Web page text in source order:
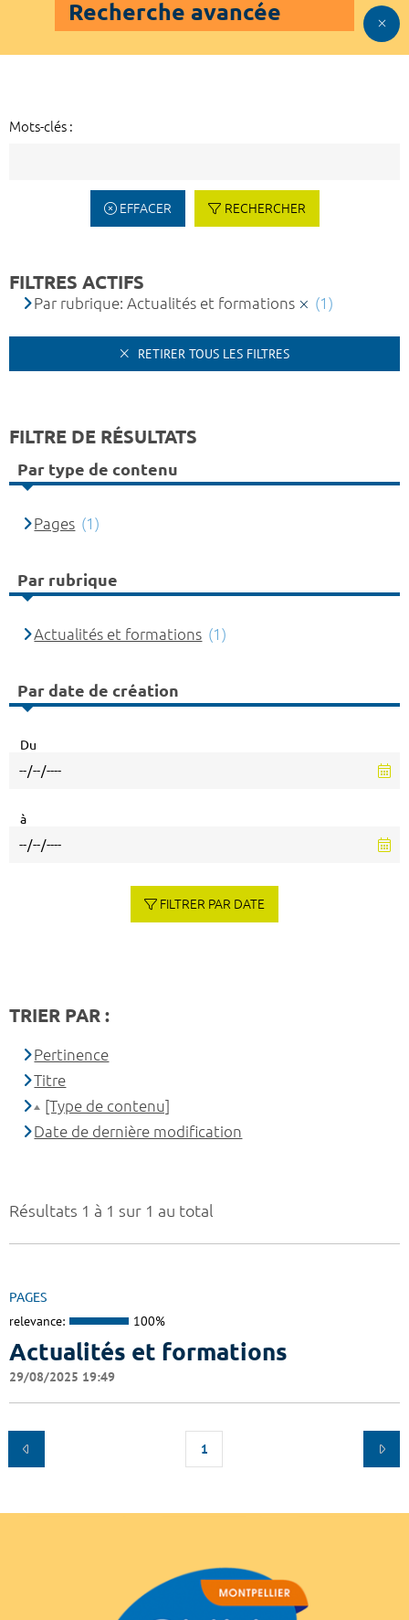
Recherche avancée
Mots-clés :
EFFACER RECHERCHER
Résultats 1 à 1 sur 1 au total
PAGES
relevance: 100%
Actualités et formations
29/08/2025 19:49
1
FILTRES ACTIFS
Par rubrique: Actualités et formations (1)
RETIRER TOUS LES FILTRES
FILTRE DE RÉSULTATS
Par type de contenu
Pages (1)
Par rubrique
Actualités et formations (1)
Par date de création
Du
à
FILTRER PAR DATE
TRIER PAR :
Pertinence
Titre
[Type de contenu]
Date de dernière modification